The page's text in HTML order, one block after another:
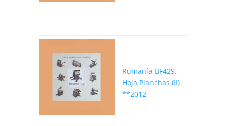
Rumanía BF429.
Hoja Planchas (II)
**2012